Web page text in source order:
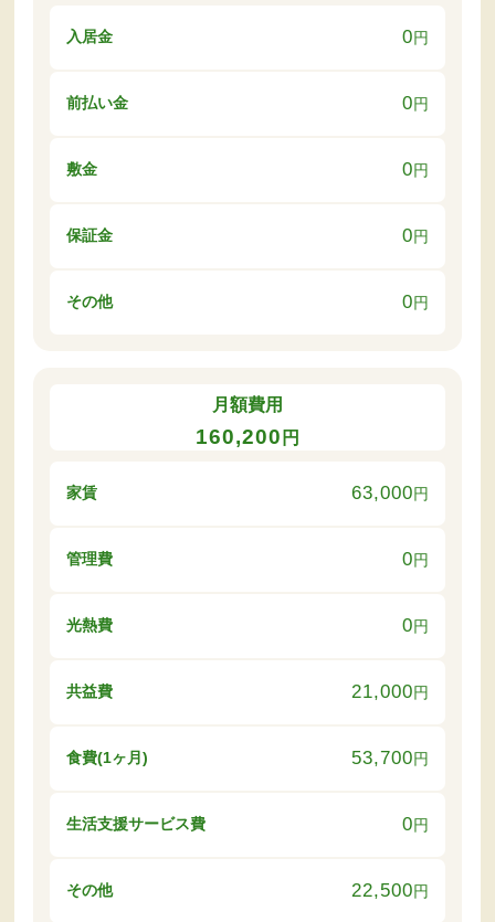
入居金 0円
前払い金 0円
敷金 0円
保証金 0円
その他 0円
月額費用
160,200 円
家賃 63,000円
管理費 0円
光熱費 0円
共益費 21,000円
食費(1ヶ月) 53,700円
生活支援サービス費 0円
その他 22,500円